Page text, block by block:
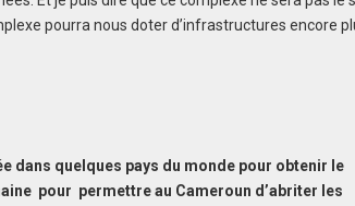
pourra nous doter d’infrastructures encore
dans quelques pays du monde pour obtenir le
pour permettre au Cameroun d’abriter les